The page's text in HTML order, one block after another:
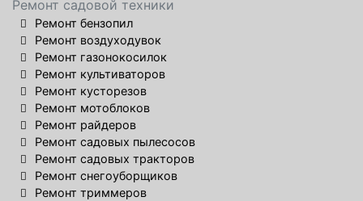
Ремонт садовой техники
Ремонт бензопил
Ремонт воздуходувок
Ремонт газонокосилок
Ремонт культиваторов
Ремонт кусторезов
Ремонт мотоблоков
Ремонт райдеров
Ремонт садовых пылесосов
Ремонт садовых тракторов
Ремонт снегоуборщиков
Ремонт триммеров